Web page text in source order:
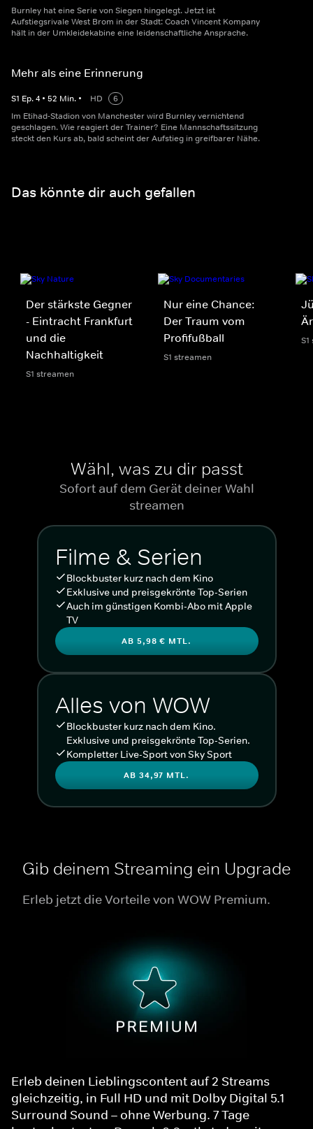
Burnley hat eine Serie von Siegen hingelegt. Jetzt ist
Aufstiegsrivale West Brom in der Stadt: Coach Vincent Kompany
hält in der Umkleidekabine eine leidenschaftliche Ansprache.
Mehr als eine Erinnerung
S1 Ep.4 • 52 Min. • HD
6
Im Etihad-Stadion von Manchester wird Burnley vernichtend
geschlagen. Wie reagiert der Trainer? Eine Mannschaftssitzung
steckt den Kurs ab, bald scheint der Aufstieg in greifbarer Nähe.
Das könnte dir auch gefallen
Der stärkste Gegner
- Eintracht Frankfurt
und die
Nachhaltigkeit
S1 streamen
Nur eine Chance:
Der Traum vom
Profifußball
S1 streamen
Wähl, was zu dir passt
Sofort auf dem Gerät deiner Wahl
streamen
Filme & Serien
Blockbuster kurz nach dem Kino
Exklusive und preisgekrönte Top-Serien
Auch im günstigen Kombi-Abo mit Apple
TV
AB 5,98 € MTL.
Alles von WOW
Blockbuster kurz nach dem Kino.
Exklusive und preisgekrönte Top-Serien.
Kompletter Live-Sport von Sky Sport
AB 34,97 MTL.
Gib deinem Streaming ein Upgrade
Erleb jetzt die Vorteile von WOW Premium.
Erleb deinen Lieblingscontent auf 2 Streams
gleichzeitig, in Full HD und mit Dolby Digital 5.1
Surround Sound – ohne Werbung. 7 Tage